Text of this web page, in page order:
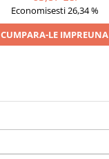
Economisesti 26,34 %
CUMPARA-LE IMPREUNA